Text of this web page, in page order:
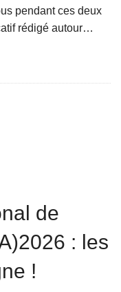
pendant ces deux
rédigé autour…
de
: les
!